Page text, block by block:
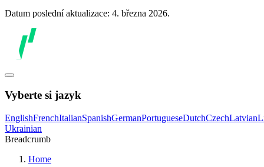
Datum poslední aktualizace: 4. března 2026.
Vyberte si jazyk
EnglishFrenchItalianSpanishGermanPortugueseDutchCzechLatvian
Ukrainian
Breadcrumb
Home